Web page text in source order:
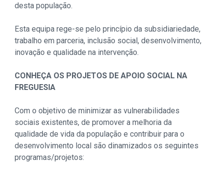
desta população.
Esta equipa rege-se pelo princípio da subsidiariedade,
trabalho em parceria, inclusão social, desenvolvimento,
inovação e qualidade na intervenção.
CONHEÇA OS PROJETOS DE APOIO SOCIAL NA
FREGUESIA
Com o objetivo de minimizar as vulnerabilidades
sociais existentes, de promover a melhoria da
qualidade de vida da população e contribuir para o
desenvolvimento local são dinamizados os seguintes
programas/projetos: